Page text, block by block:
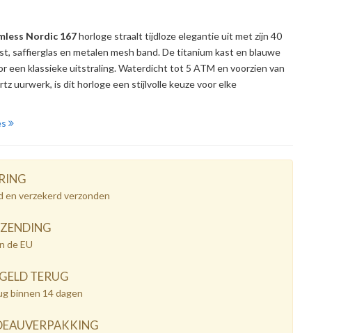
Nordic 167horloge straalt tijdloze elegantie uit met zijn 40
saffierglas en metalen mesh band. De titanium kast en blauwe
een klassieke uitstraling. Waterdicht tot 5 ATM en voorzien van
uurwerk, is dit horloge een stijlvolle keuze voor elke
en verzekerd verzonden
de EU
TERUG
binnen 14 dagen